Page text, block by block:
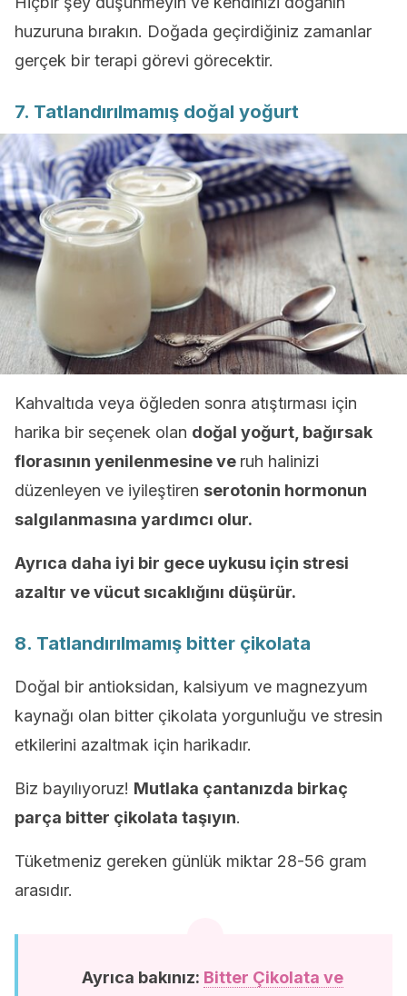
huzuruna bırakın. Doğada geçirdiğiniz zamanlar
gerçek bir terapi görevi görecektir.
7. Tatlandırılmamış doğal yoğurt
Kahvaltıda veya öğleden sonra atıştırması için
harika bir seçenek olan doğal yoğurt, bağırsak
florasının yenilenmesine ve ruh halinizi
düzenleyen ve iyileştiren serotonin hormonun
salgılanmasına yardımcı olur.
Ayrıca daha iyi bir gece uykusu için stresi
azaltır ve vücut sıcaklığını düşürür.
8. Tatlandırılmamış bitter çikolata
Doğal bir antioksidan, kalsiyum ve magnezyum
kaynağı olan bitter çikolata yorgunluğu ve stresin
etkilerini azaltmak için harikadır.
Biz bayılıyoruz! Mutlaka çantanızda birkaç
parça bitter çikolata taşıyın.
Tüketmeniz gereken günlük miktar 28-56 gram
arasıdır.
Ayrıca bakınız: Bitter Çikolata ve